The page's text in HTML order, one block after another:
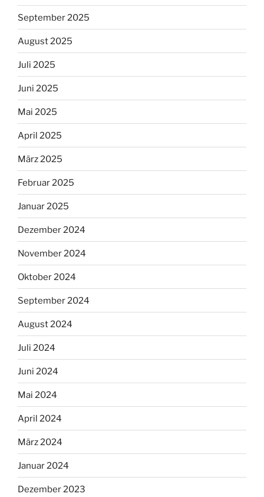
September 2025
August 2025
Juli 2025
Juni 2025
Mai 2025
April 2025
März 2025
Februar 2025
Januar 2025
Dezember 2024
November 2024
Oktober 2024
September 2024
August 2024
Juli 2024
Juni 2024
Mai 2024
April 2024
März 2024
Januar 2024
Dezember 2023